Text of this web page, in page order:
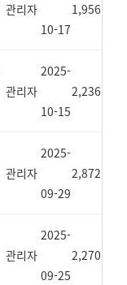
관리자
10-17
1,956
관리자
2025-
10-15
2,236
관리자
2025-
09-29
2,872
관리자
2025-
09-25
2,270